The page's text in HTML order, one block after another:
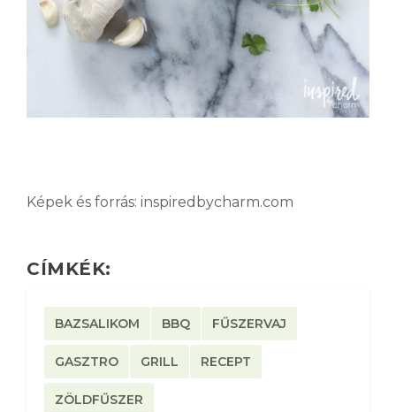
Képek és forrás: inspiredbycharm.com
CÍMKÉK:
BAZSALIKOM BBQ FŰSZERVAJ
GASZTRO GRILL RECEPT
ZÖLDFŰSZER